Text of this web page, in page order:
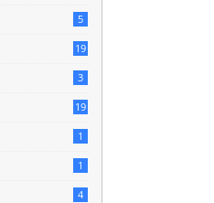
5
19
3
19
1
1
4